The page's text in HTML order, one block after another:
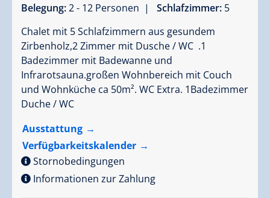
Belegung:2 - 12 Personen | Schlafzimmer: 5
Chalet mit 5 Schlafzimmern aus gesundem
Zirbenholz,2 Zimmer mit Dusche / WC .1
Badezimmer mit Badewanne und
Infrarotsauna.großen Wohnbereich mit Couch
und Wohnküche ca 50m². WC Extra. 1Badezimmer
Duche / WC
Ausstattung
Verfügbarkeitskalender
Stornobedingungen
Informationen zur Zahlung